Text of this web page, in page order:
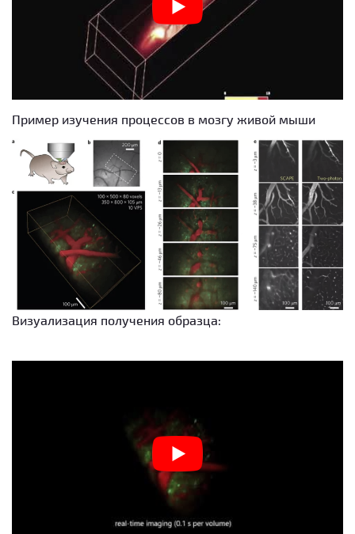
Пример изучения процессов в мозгу живой мыши
Визуализация получения образца: